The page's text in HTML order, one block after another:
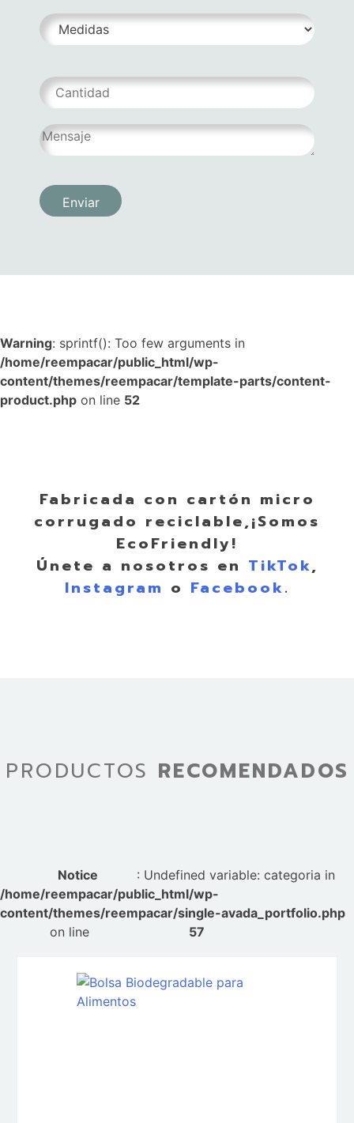
Warning: sprintf(): Too few arguments in
/home/reempacar/public_html/wp-
content/themes/reempacar/template-parts/content-
product.php on line 52
Fabricada con cartón micro
corrugado reciclable,¡Somos
EcoFriendly!
Únete a nosotros en TikTok,
Instagram o Facebook.
PRODUCTOS RECOMENDADOS
Notice
: Undefined variable: categoria in
/home/reempacar/public_html/wp-
content/themes/reempacar/single-avada_portfolio.php
on line
57